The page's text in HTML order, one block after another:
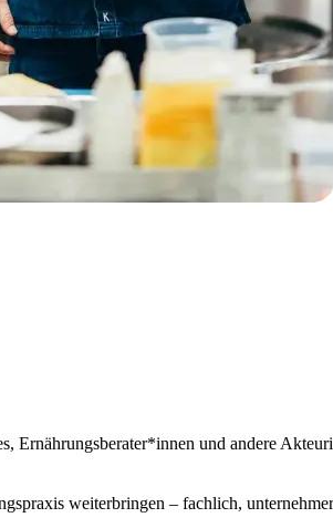
Ernährungsberater*innen und andere
weiterbringen – fachlich,